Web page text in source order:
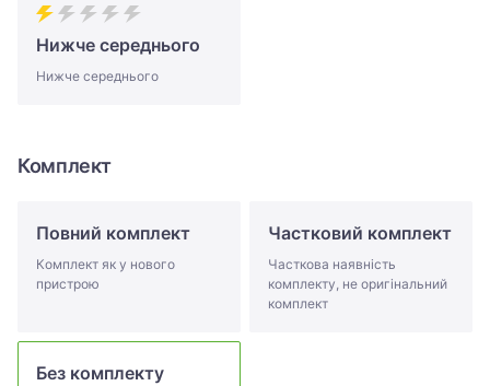
Нижче середнього
Нижче середнього
Комплект
Повний комплект
Комплект як у нового
пристрою
Частковий комплект
Часткова наявність
комплекту, не оригінальний
комплект
Без комплекту